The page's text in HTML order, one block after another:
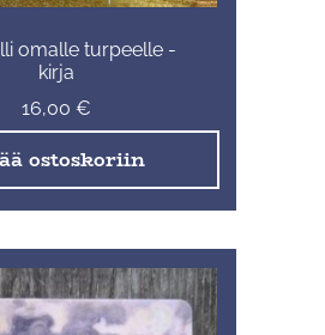
omalle turpeelle -
kirja
16,00 €
ostoskoriin